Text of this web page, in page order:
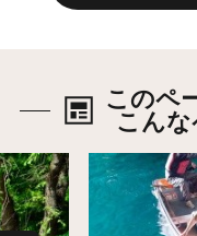
このペ
こん
詳細はこち